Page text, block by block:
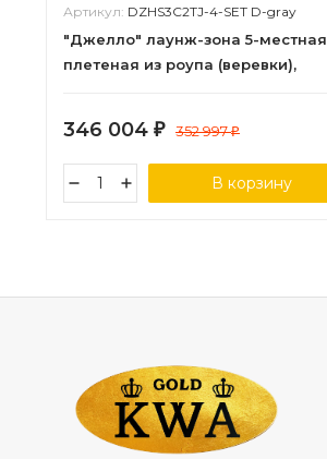
Артикул: DZHS3C2TJ-4-SET D-gray
"Джелло" лаунж-зона 5-местная
плетеная из роупа (веревки),
346 004 ₽ 352 997₽
В корзину